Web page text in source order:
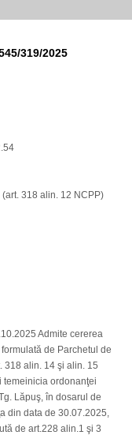
319/2025
318 alin. 12 NCPP)
Admite cererea
de Parchetul de
318 alin. 14 şi alin. 15
temeinicia ordonanţei
Lăpuş, în dosarul de
din data de 30.07.2025,
de art.228 alin.1 şi 3